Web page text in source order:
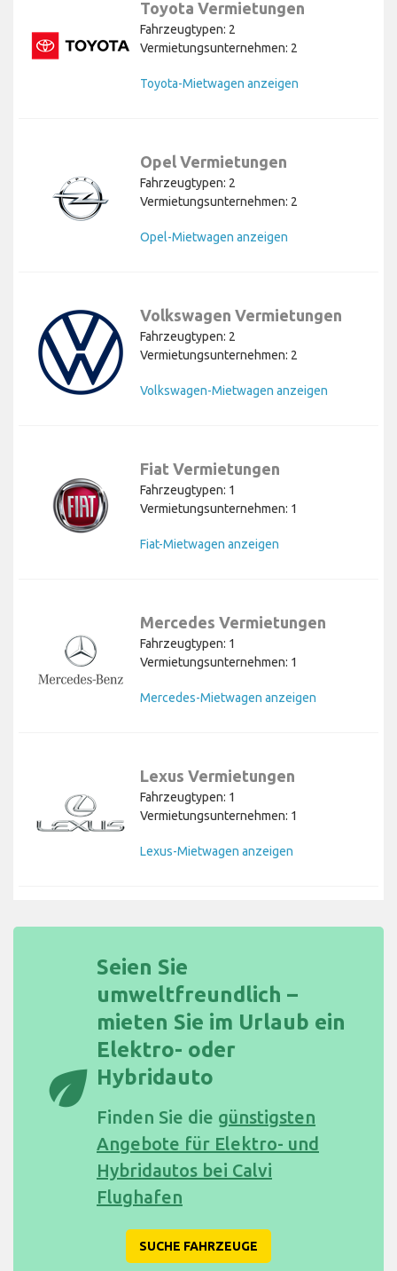
Toyota Vermietungen
Fahrzeugtypen: 2
Vermietungsunternehmen: 2
Toyota-Mietwagen anzeigen
Opel Vermietungen
Fahrzeugtypen: 2
Vermietungsunternehmen: 2
Opel-Mietwagen anzeigen
Volkswagen Vermietungen
Fahrzeugtypen: 2
Vermietungsunternehmen: 2
Volkswagen-Mietwagen anzeigen
Fiat Vermietungen
Fahrzeugtypen: 1
Vermietungsunternehmen: 1
Fiat-Mietwagen anzeigen
Mercedes Vermietungen
Fahrzeugtypen: 1
Vermietungsunternehmen: 1
Mercedes-Mietwagen anzeigen
Lexus Vermietungen
Fahrzeugtypen: 1
Vermietungsunternehmen: 1
Lexus-Mietwagen anzeigen
eco
Seien Sie
umweltfreundlich –
mieten Sie im Urlaub ein
Elektro- oder
Hybridauto
Finden Sie die günstigsten
Angebote für Elektro- und
Hybridautos bei Calvi
Flughafen
SUCHE FAHRZEUGE